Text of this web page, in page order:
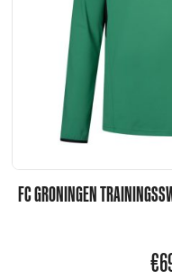
FC GRONINGEN
€